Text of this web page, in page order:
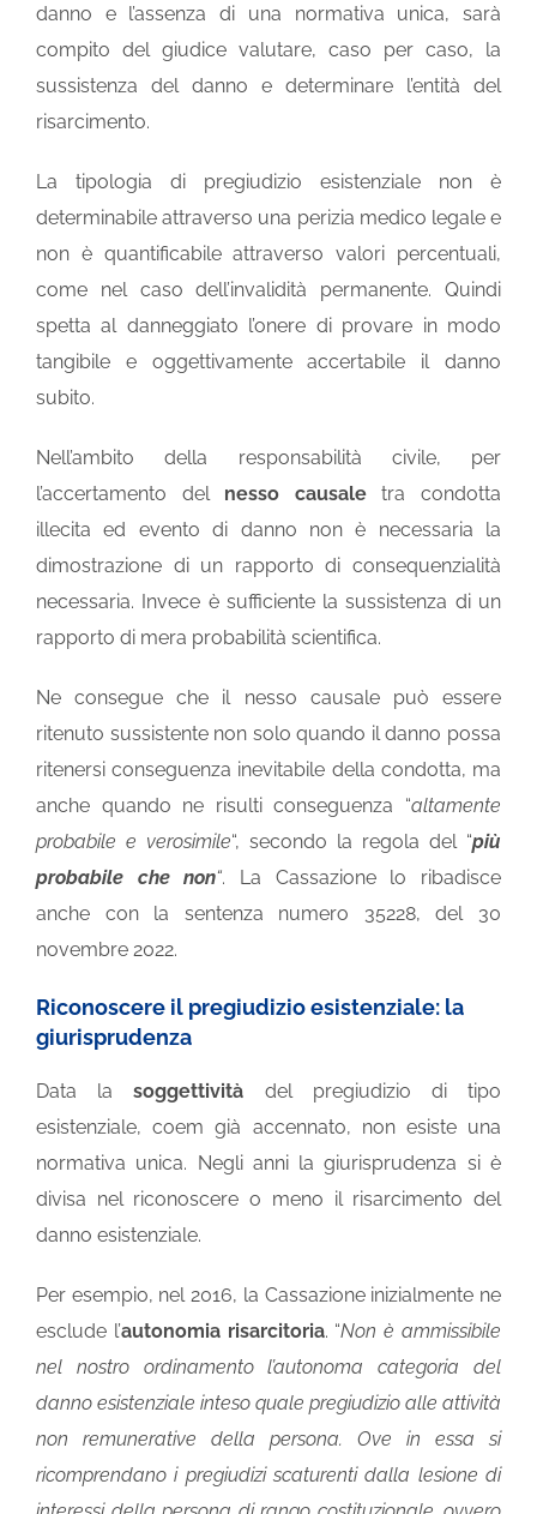
danno e l’assenza di una normativa unica, sarà
compito del giudice valutare, caso per caso, la
sussistenza del danno e determinare l’entità del
risarcimento.
La tipologia di pregiudizio esistenziale non è
determinabile attraverso una perizia medico legale e
non è quantificabile attraverso valori percentuali,
come nel caso dell’invalidità permanente. Quindi
spetta al danneggiato l’onere di provare in modo
tangibile e oggettivamente accertabile il danno
subito.
Nell’ambito della responsabilità civile, per
l’accertamento del nesso causaletra condotta
illecita ed evento di danno non è necessaria la
dimostrazione di un rapporto di consequenzialità
necessaria. Invece è sufficiente la sussistenza di un
rapporto di mera probabilità scientifica.
Ne consegue che il nesso causale può essere
ritenuto sussistente non solo quando il danno possa
ritenersi conseguenza inevitabile della condotta, ma
anche quando ne risulti conseguenza “altamente
probabile e verosimile“, secondo la regola del “più
probabile che non“. La Cassazione lo ribadisce
anche con la sentenza numero 35228, del 30
novembre 2022.
Riconoscere il pregiudizio esistenziale: la
giurisprudenza
Data lasoggettività del pregiudizio di tipo
esistenziale, coem già accennato, non esiste una
normativa unica. Negli anni la giurisprudenza si è
divisa nel riconoscere o meno il risarcimento del
danno esistenziale.
Per esempio, nel 2016, la Cassazione inizialmente ne
esclude l’autonomia risarcitoria. “Non è ammissibile
nel nostro ordinamento l’autonoma categoria del
danno esistenziale inteso quale pregiudizio alle attività
non remunerative della persona. Ove in essa si
ricomprendano i pregiudizi scaturenti dalla lesione di